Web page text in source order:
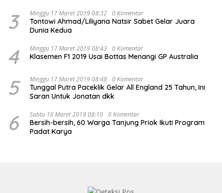
3 Minggu 17 Maret 2019 08:32 0 Komentar
Tontowi Ahmad/Liliyana Natsir Sabet Gelar Juara
Dunia Kedua
4 Minggu 17 Maret 2019 08:43 0 Komentar
Klasemen F1 2019 Usai Bottas Menangi GP Australia
5 Minggu 17 Maret 2019 08:48 0 Komentar
Tunggal Putra Paceklik Gelar All England 25 Tahun, Ini
Saran Untuk Jonatan dkk
6 Sabtu 16 Maret 2019 08:10 0 Komentar
Bersih-bersih, 60 Warga Tanjung Priok Ikuti Program
Padat Karya